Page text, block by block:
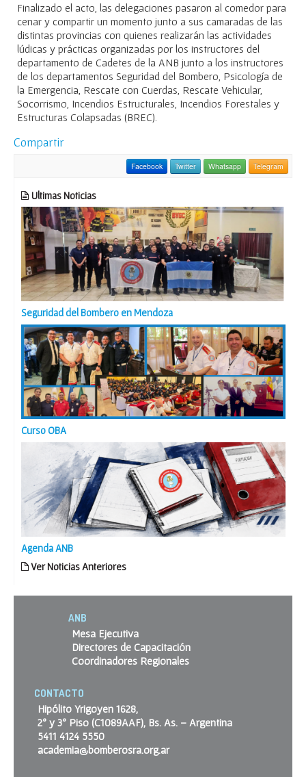
Finalizado el acto, las delegaciones pasaron al comedor para
cenar y compartir un momento junto a sus camaradas de las
distintas provincias con quienes realizarán las actividades
lúdicas y prácticas organizadas por los instructores del
departamento de Cadetes de la ANB junto a los instructores
de los departamentos Seguridad del Bombero, Psicología de
la Emergencia, Rescate con Cuerdas, Rescate Vehicular,
Socorrismo, Incendios Estructurales, Incendios Forestales y
Estructuras Colapsadas (BREC).
Compartir
Facebook Twitter Whatsapp Telegram
Ultimas Noticias
Seguridad del Bombero en Mendoza
Curso OBA
Agenda ANB
Ver Noticias Anteriores
ANB
Mesa Ejecutiva
Directores de Capacitación
Coordinadores Regionales
CONTACTO
Hipólito Yrigoyen 1628,
2º y 3º Piso (C1089AAF), Bs. As. – Argentina
5411 4124 5550
academia@bomberosra.org.ar